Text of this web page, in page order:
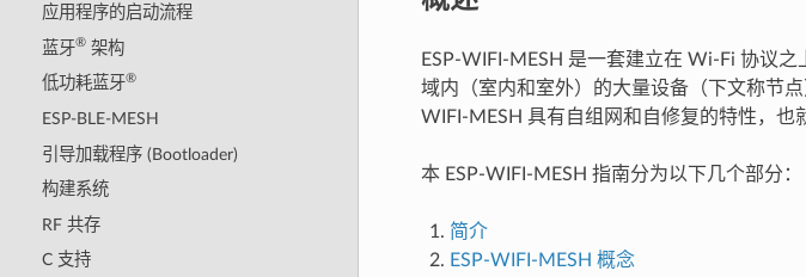
应用程序的启动流程
蓝牙®架构
低功耗蓝牙®
ESP-BLE-MESH
引导加载程序 (Bootloader)
构建系统
RF 共存
C 支持
ESP-WIFI-MESH 是一套建立在 Wi-Fi 协议
域内（室内和室外）的大量设备（下文称节
WIFI-MESH 具有自组网和自修复的特性，也
本 ESP-WIFI-MESH 指南分为以下几个部分：
简介
ESP-WIFI-MESH 概念